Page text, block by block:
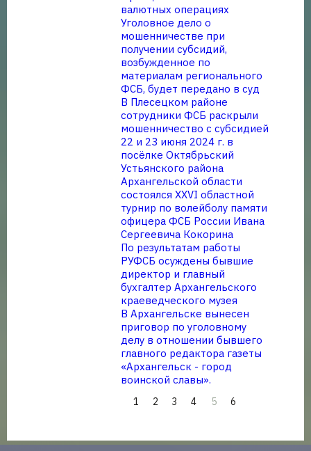
валютных операциях
Уголовное дело о
мошенничестве при
получении субсидий,
возбужденное по
материалам регионального
ФСБ, будет передано в суд
В Плесецком районе
сотрудники ФСБ раскрыли
мошенничество с субсидией
22 и 23 июня 2024 г. в
посёлке Октябрьский
Устьянского района
Архангельской области
состоялся XXVI областной
турнир по волейболу памяти
офицера ФСБ России Ивана
Сергеевича Кокорина
По результатам работы
РУФСБ осуждены бывшие
директор и главный
бухгалтер Архангельского
краеведческого музея
В Архангельске вынесен
приговор по уголовному
делу в отношении бывшего
главного редактора газеты
«Архангельск - город
воинской славы».
1 2 3 4 5 6